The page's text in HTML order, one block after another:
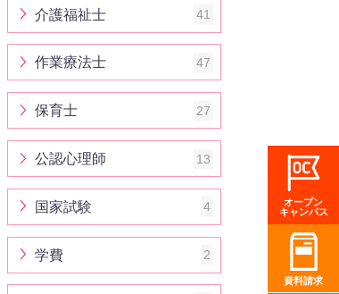
オープン
キャンパス
資料請求
介護福祉士 41
作業療法士 47
保育士 27
公認心理師 13
国家試験 4
学費 2